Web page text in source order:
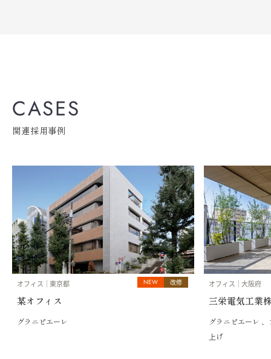
CASES
関連採用事例
オフィス 東京都 NEW 改修
某オフィス
グラニピエーレ
オフィス 大阪府
三栄電気工業
グラニピエーレ
上げ